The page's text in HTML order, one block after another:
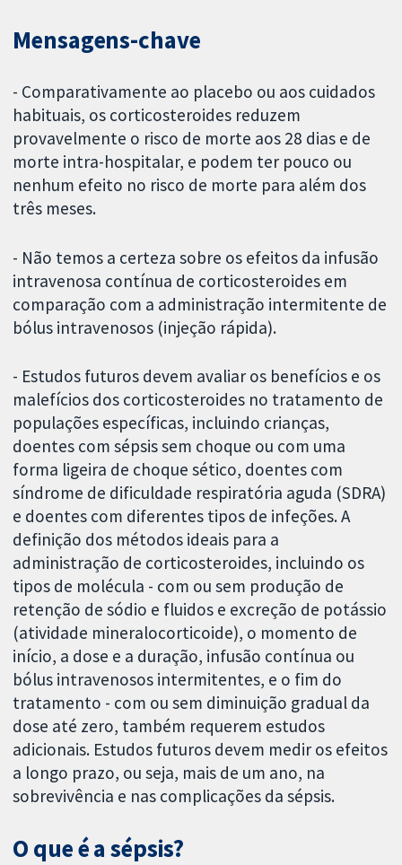
Mensagens-chave
- Comparativamente ao placebo ou aos cuidados
habituais, os corticosteroides reduzem
provavelmente o risco de morte aos 28 dias e de
morte intra-hospitalar, e podem ter pouco ou
nenhum efeito no risco de morte para além dos
três meses.
- Não temos a certeza sobre os efeitos da infusão
intravenosa contínua de corticosteroides em
comparação com a administração intermitente de
bólus intravenosos (injeção rápida).
- Estudos futuros devem avaliar os benefícios e os
malefícios dos corticosteroides no tratamento de
populações específicas, incluindo crianças,
doentes com sépsis sem choque ou com uma
forma ligeira de choque sético, doentes com
síndrome de dificuldade respiratória aguda (SDRA)
e doentes com diferentes tipos de infeções. A
definição dos métodos ideais para a
administração de corticosteroides, incluindo os
tipos de molécula - com ou sem produção de
retenção de sódio e fluidos e excreção de potássio
(atividade mineralocorticoide), o momento de
início, a dose e a duração, infusão contínua ou
bólus intravenosos intermitentes, e o fim do
tratamento - com ou sem diminuição gradual da
dose até zero, também requerem estudos
adicionais. Estudos futuros devem medir os efeitos
a longo prazo, ou seja, mais de um ano, na
sobrevivência e nas complicações da sépsis.
O que é a sépsis?